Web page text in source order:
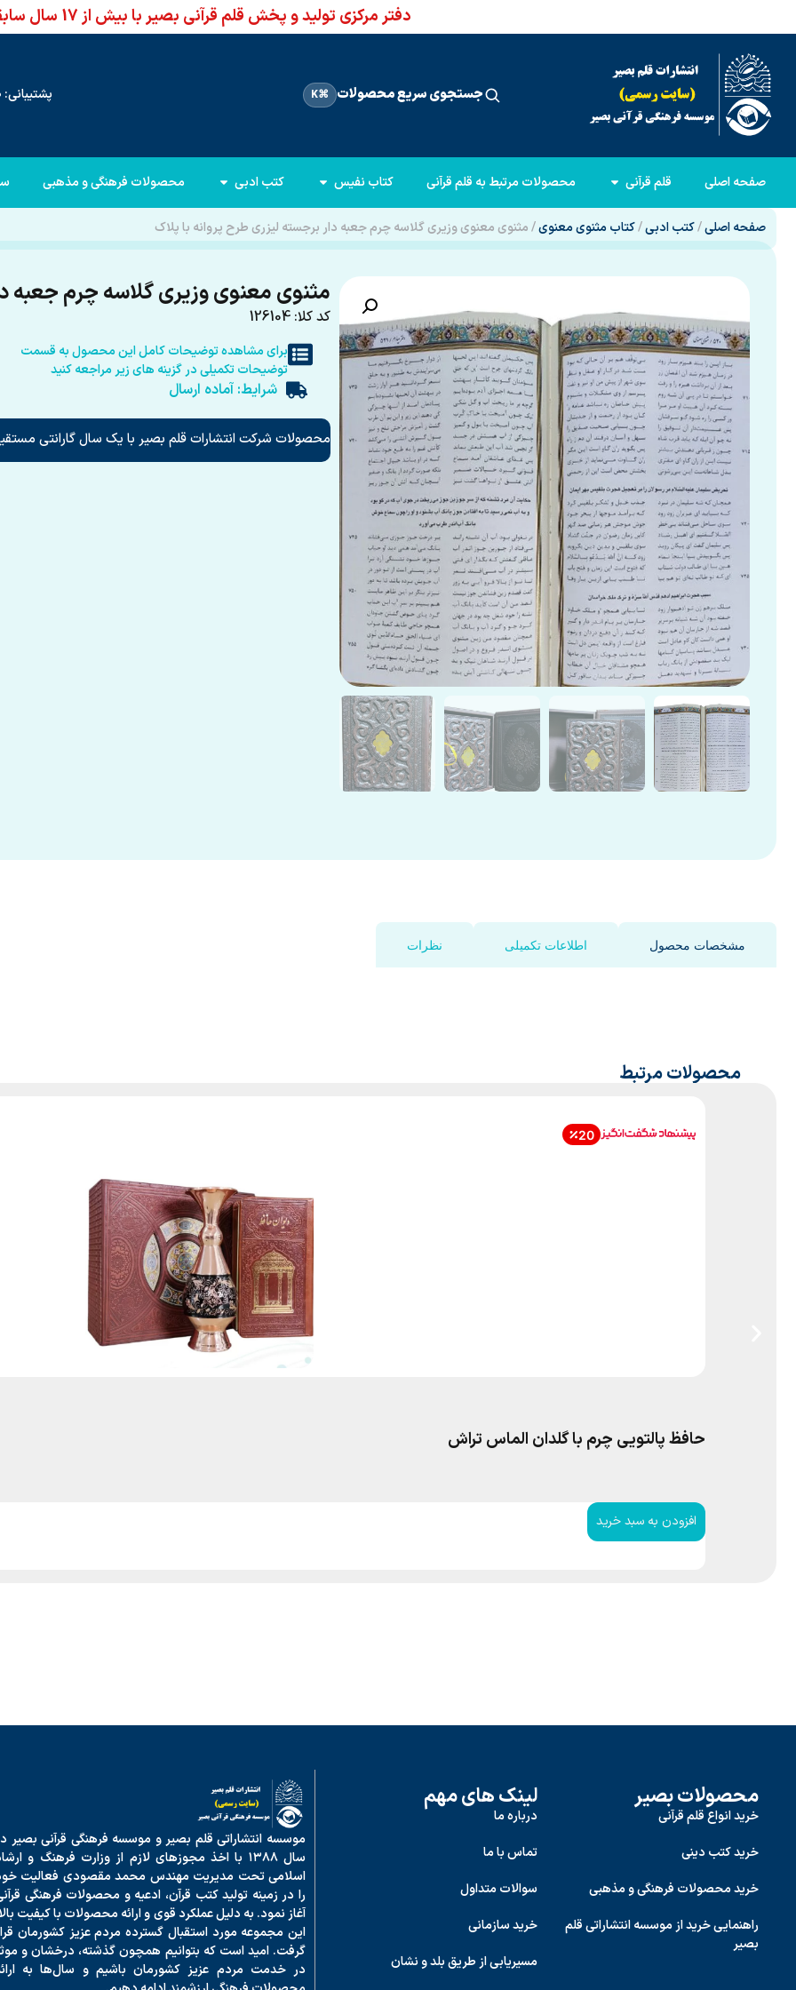
دفتر مرکزی تولید و پخش قلم قرآنی بصیر با بیش از 17 سال سابقه
جستجوی سریع محصولات ⌘K پشتیبانی: 66960950-021
صفحه اصلی قلم قرآنی محصولات مرتبط به قلم قرآنی کتاب نفیس کتب ادبی محصولات فرهنگی و مذهبی
صفحه اصلی/کتب ادبی/کتاب مثنوی معنوی/ مثنوی معنوی وزیری گلاسه چرم جعبه دار برجسته لیزری طرح پروانه با پلاک
مثنوی معنوی وزیری گلاسه چرم جعبه
کد کلا: 126104
برای مشاهده توضیحات کامل این محصول به قسمت
توضیحات تکمیلی در گزینه های زیر مراجعه کنید
شرایط: آماده ارسال
محصولات شرکت انتشارات قلم بصیر با یک سال گارانتی
مشخصات محصول اطلاعات تکمیلی نظرات
محصولات مرتبط
20
حافظ پالتویی چرم با گلدان الماس تراش
افزودن به سبد خرید
محصولات بصیر
خرید انواع قلم قرآنی
خرید کتب دینی
خرید محصولات فرهنگی و مذهبی
راهنمایی خرید از موسسه انتشاراتی قلم
بصیر
لینک های مهم
درباره ما
تماس با ما
سوالات متداول
خرید سازمانی
مسیریابی از طریق بلد و نشان
موسسه انتشاراتی قلم بصیر و موسسه فرهنگی قرآنی بصیر
سال ۱۳۸۸ با اخذ مجوزهای لازم از وزارت فرهنگ و
اسلامی تحت مدیریت مهندس محمد مقصودی فعالیت
را در زمینه تولید کتب قرآن، ادعیه و محصولات فرهنگی
آغاز نمود. به دلیل عملکرد قوی و ارائه محصولات با کیفیت
این مجموعه مورد استقبال گسترده مردم عزیز کشورمان
گرفت. امید است که بتوانیم همچون گذشته، درخشان و
در خدمت مردم عزیز کشورمان باشیم و سال‌ها به